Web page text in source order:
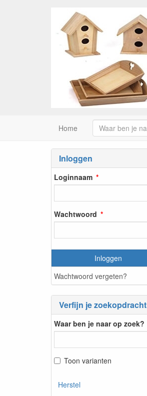
Home
Inloggen
Loginnaam
Wachtwoord
Inloggen
Wachtwoord vergeten?
Verfijn je zoekopdracht
Waar ben je naar op zoek?
Toon varianten
Herstel